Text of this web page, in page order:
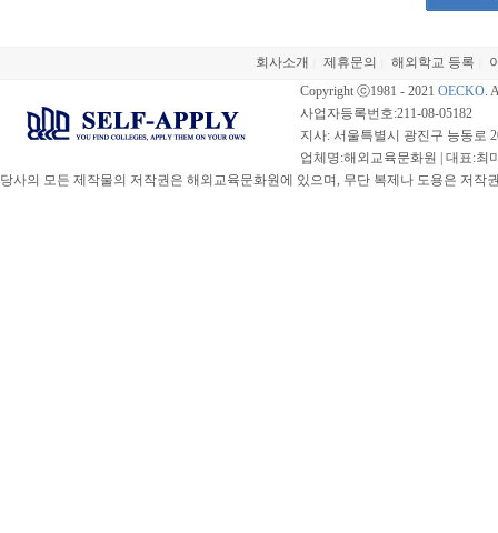
회사소개 제휴문의 해외학교 등록
Copyright ⓒ1981 - 2021 OECKO.
사업자등록번호:211-08-05182
지사: 서울특별시 광진구 능동로
업체명:해외교육문화원 | 대표:최
당사의 모든 제작물의 저작권은 해외교육문화원에 있으며, 무단 복제나 도용은 저